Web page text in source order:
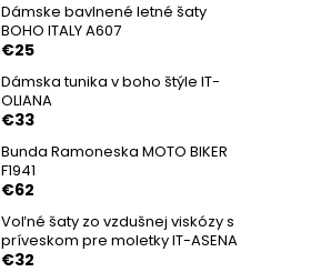
Dámske bavlnené letné šaty
BOHO ITALY A607
€25
Dámska tunika v boho štýle IT-
OLIANA
€33
Bunda Ramoneska MOTO BIKER
F1941
€62
Voľné šaty zo vzdušnej viskózy s
príveskom pre moletky IT-ASENA
€32